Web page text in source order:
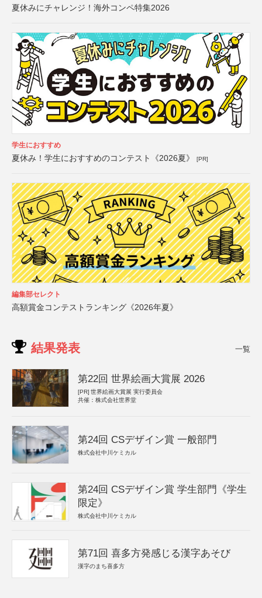
夏休みにチャレンジ！海外コンペ特集2026
学生におすすめ
夏休み！学生におすすめのコンテスト《2026夏》 [PR]
編集部セレクト
高額賞金コンテストランキング《2026年夏》
結果発表 一覧
第22回 世界絵画大賞展 2026
[PR] 世界絵画大賞展 実行委員会
共催：株式会社世界堂
第24回 CSデザイン賞 一般部門
株式会社中川ケミカル
第24回 CSデザイン賞 学生部門《学生
限定》
株式会社中川ケミカル
第71回 喜多方発感じる漢字あそび
漢字のまち喜多方